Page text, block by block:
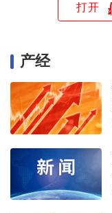
打开
产经